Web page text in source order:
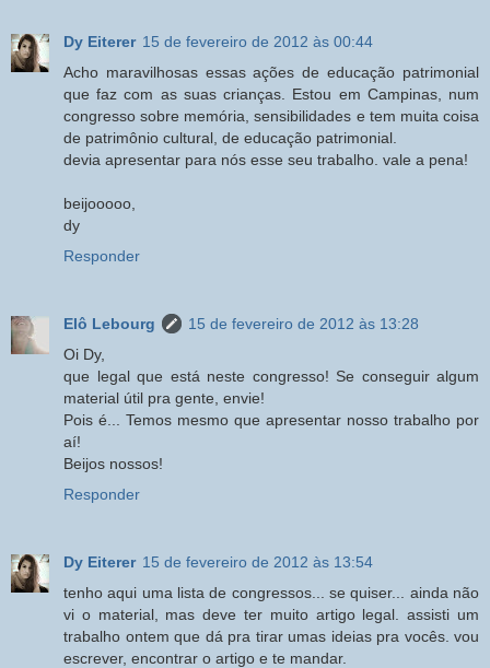
Dy Eiterer 15 de fevereiro de 2012 às 00:44
Acho maravilhosas essas ações de educação patrimonial
que faz com as suas crianças. Estou em Campinas, num
congresso sobre memória, sensibilidades e tem muita coisa
de patrimônio cultural, de educação patrimonial.
devia apresentar para nós esse seu trabalho. vale a pena!
beijooooo,
dy
Responder
Elô Lebourg
15 de fevereiro de 2012 às 13:28
Oi Dy,
que legal que está neste congresso! Se conseguir algum
material útil pra gente, envie!
Pois é... Temos mesmo que apresentar nosso trabalho por
aí!
Beijos nossos!
Responder
Dy Eiterer 15 de fevereiro de 2012 às 13:54
tenho aqui uma lista de congressos... se quiser... ainda não
vi o material, mas deve ter muito artigo legal. assisti um
trabalho ontem que dá pra tirar umas ideias pra vocês. vou
escrever, encontrar o artigo e te mandar.